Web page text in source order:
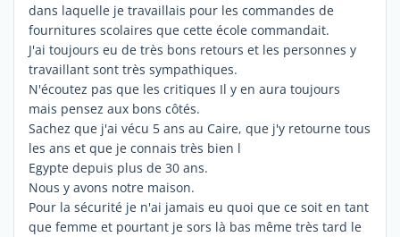
dans laquelle je travaillais pour les commandes de
fournitures scolaires que cette école commandait.
J'ai toujours eu de très bons retours et les personnes y
travaillant sont très sympathiques.
N'écoutez pas que les critiques Il y en aura toujours
mais pensez aux bons côtés.
Sachez que j'ai vécu 5 ans au Caire, que j'y retourne tous
les ans et que je connais très bien l
Egypte depuis plus de 30 ans.
Nous y avons notre maison.
Pour la sécurité je n'ai jamais eu quoi que ce soit en tant
que femme et pourtant je sors là bas même très tard le